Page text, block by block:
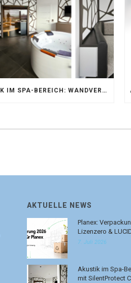
AKUSTIK IM SPA-BEREICH: WANDVERKLEIDUNG MIT SILENTPROTECT CORE
AKTUELLE NEWS
Planex:
Lizenzero &
7. Juli 2026
Akustik im Spa-
mit SilentProtect